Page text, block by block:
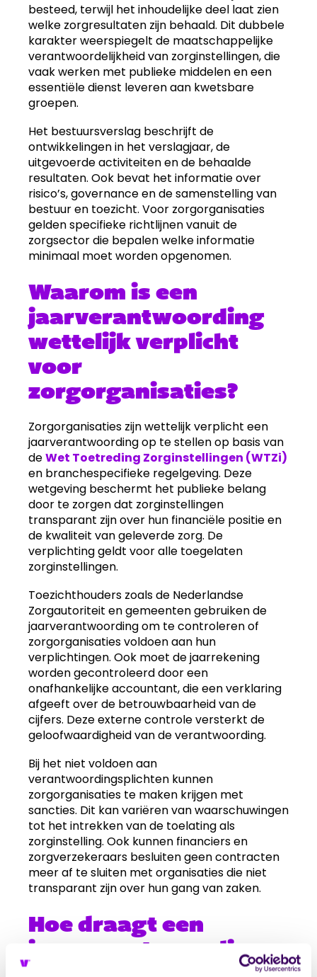
besteed, terwijl het inhoudelijke deel laat zien
welke zorgresultaten zijn behaald. Dit dubbele
karakter weerspiegelt de maatschappelijke
verantwoordelijkheid van zorginstellingen, die
vaak werken met publieke middelen en een
essentiële dienst leveren aan kwetsbare
groepen.
Het bestuursverslag beschrijft de
ontwikkelingen in het verslagjaar, de
uitgevoerde activiteiten en de behaalde
resultaten. Ook bevat het informatie over
risico’s, governance en de samenstelling van
bestuur en toezicht. Voor zorgorganisaties
gelden specifieke richtlijnen vanuit de
zorgsector die bepalen welke informatie
minimaal moet worden opgenomen.
Waarom is een
jaarverantwoording
wettelijk verplicht
voor
zorgorganisaties?
Zorgorganisaties zijn wettelijk verplicht een
jaarverantwoording op te stellen op basis van
deWet Toetreding Zorginstellingen (WTZi)
en branchespecifieke regelgeving. Deze
wetgeving beschermt het publieke belang
door te zorgen dat zorginstellingen
transparant zijn over hun financiële positie en
de kwaliteit van geleverde zorg. De
verplichting geldt voor alle toegelaten
zorginstellingen.
Toezichthouders zoals de Nederlandse
Zorgautoriteit en gemeenten gebruiken de
jaarverantwoording om te controleren of
zorgorganisaties voldoen aan hun
verplichtingen. Ook moet de jaarrekening
worden gecontroleerd door een
onafhankelijke accountant, die een verklaring
afgeeft over de betrouwbaarheid van de
cijfers. Deze externe controle versterkt de
geloofwaardigheid van de verantwoording.
Bij het niet voldoen aan
verantwoordingsplichten kunnen
zorgorganisaties te maken krijgen met
sancties. Dit kan variëren van waarschuwingen
tot het intrekken van de toelating als
zorginstelling. Ook kunnen financiers en
zorgverzekeraars besluiten geen contracten
meer af te sluiten met organisaties die niet
transparant zijn over hun gang van zaken.
Hoe draagt een
jaarverantwoording